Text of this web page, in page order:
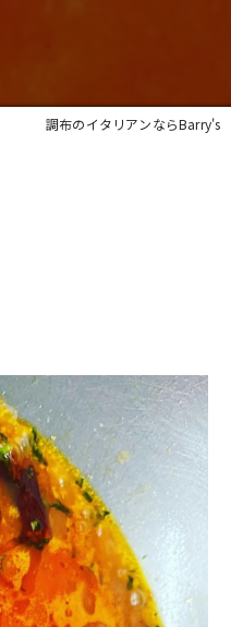
調布のイタリアンならBarry's